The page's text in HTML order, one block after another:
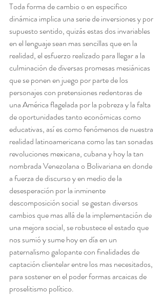
Toda forma de cambio o en especifico
dinámica implica una serie de inversiones y por
supuesto sentido, quizás estas dos invariables
en el lenguaje sean mas sencillas que en la
realidad, el esfuerzo realizado para llegar a la
culminación de diversas promesas mesiánicas
que se ponen en juego por parte de los
personajes con pretensiones redentoras de
una América flagelada por la pobreza y la falta
de oportunidades tanto económicas como
educativas, así es como fenómenos de nuestra
realidad latinoamericana como las tan sonadas
revoluciones mexicana, cubana y hoy la tan
nombrada Venezolana o Bolivariana en donde
a fuerza de discurso y en medio de la
desesperación por la inminente
descomposición social  se gestan diversos
cambios que mas allá de la implementación de
una mejora social, se robustece el estado que
nos sumió y sume hoy en día en un
paternalismo galopante con finalidades de
captación clientelar entre los mas necesitados,
para sostener en el poder formas arcaicas de
proselitismo político.